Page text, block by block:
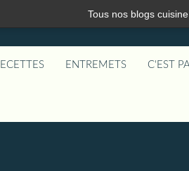
Tous nos blogs cuisine
ENTREMETS C'EST